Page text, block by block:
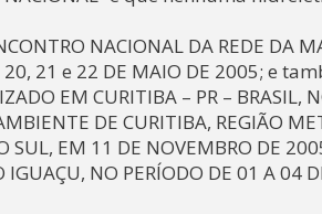
NACIONAL DA REDE DA
20, 21 e 22 DE MAIO DE 2005; e
EM CURITIBA – PR – BRASIL,
DE CURITIBA, REGIÃO
SUL, EM 11 DE NOVEMBRO DE
NO PERÍODO DE 01 A 04